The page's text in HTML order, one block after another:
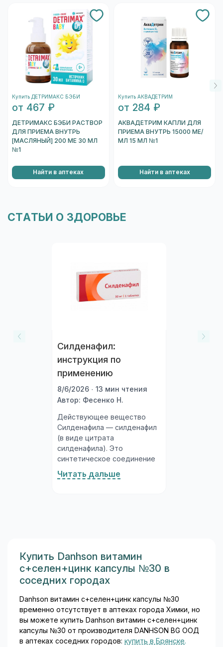
Купить ДЕТРИМАКС БЭБИ
от 467 ₽
ДЕТРИМАКС БЭБИ РАСТВОР
ДЛЯ ПРИЕМА ВНУТРЬ
[МАСЛЯНЫЙ] 200 МЕ 30 МЛ
№1
Найти в аптеках
Купить АКВАДЕТРИМ
от 284 ₽
АКВАДЕТРИМ КАПЛИ ДЛЯ
ПРИЕМА ВНУТРЬ 15000 МЕ/
МЛ 15 МЛ №1
Найти в аптеках
СТАТЬИ О ЗДОРОВЬЕ
Силденафил:
инструкция по
применению
8/6/2026 · 13 мин чтения
Автор: Фесенко Н.
Действующее вещество
Силденафила — силденафил
(в виде цитрата
силденафила). Это
синтетическое соединение
из класса ингибиторов
фосфодиэстеразы 5-го типа
изучения препаратов для
лечения стенокардии, а
впоследствии её основным
медицинским применением
Читать дальше
Купить Danhson витамин
с+селен+цинк капсулы №30 в
соседних городах
Danhson витамин с+селен+цинк капсулы №30
временно отсутствует в аптеках города Химки, но
вы можете купить Danhson витамин с+селен+цинк
капсулы №30 от производителя DANHSON BG ООД
в аптеках соседних городов: купить в Брянске.